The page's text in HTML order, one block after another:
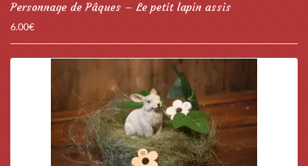
Personnage de Pâques – Le petit lapin assis
6.00€